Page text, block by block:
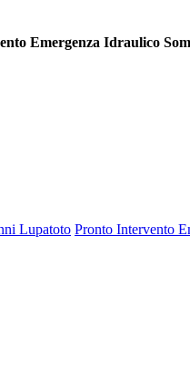
Emergenza Idraulico
Lupatoto Pronto Intervento